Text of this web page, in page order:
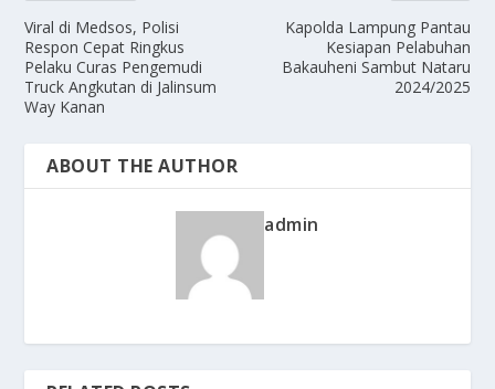
Viral di Medsos, Polisi
Respon Cepat Ringkus
Pelaku Curas Pengemudi
Truck Angkutan di Jalinsum
Way Kanan
Kapolda Lampung Pantau
Kesiapan Pelabuhan
Bakauheni Sambut Nataru
2024/2025
ABOUT THE AUTHOR
admin